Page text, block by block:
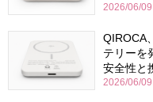
2026/06/
QIROCA
テリーを
安全性と
2026/06/